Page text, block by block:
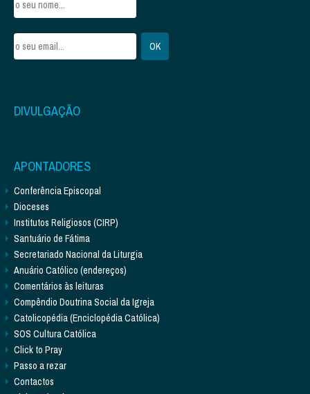
DIVULGAÇÃO
APONTADORES
Conferência Episcopal
Dioceses
Institutos Religiosos (CIRP)
Santuário de Fátima
Secretariado Nacional da Liturgia
Anuário Católico (endereços)
Comentários às leituras
Compêndio Doutrina Social da Igreja
Catolicopédia (Enciclopédia Católica)
SOS Cultura Católica
Click to Pray
Passo a rezar
Contactos